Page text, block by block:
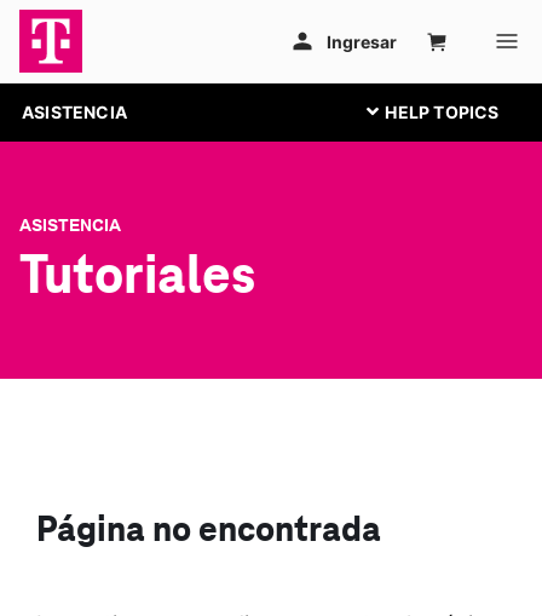
ASISTENCIA
ASISTENCIA
Tutoriales